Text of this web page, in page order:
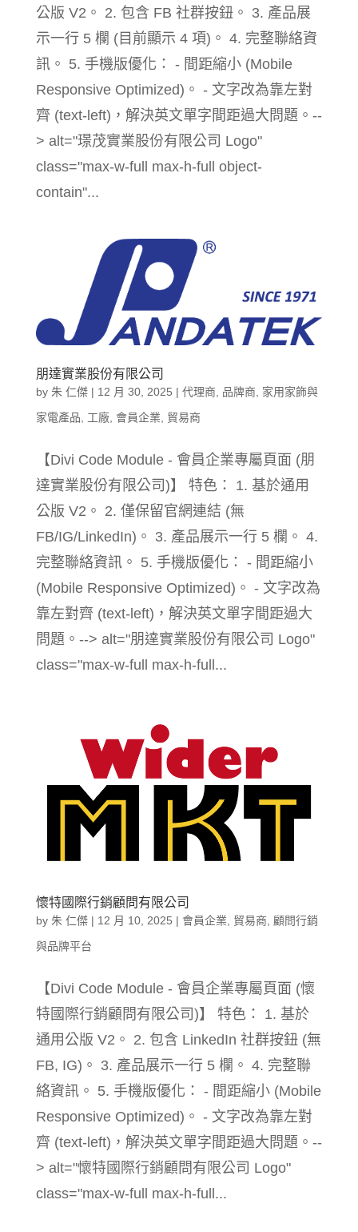
公版 V2。 2. 包含 FB 社群按鈕。 3. 產品展
示一行 5 欄 (目前顯示 4 項)。 4. 完整聯絡資
訊。 5. 手機版優化： - 間距縮小 (Mobile
Responsive Optimized)。 - 文字改為靠左對
齊 (text-left)，解決英文單字間距過大問題。--
> alt="璟茂實業股份有限公司 Logo"
class="max-w-full max-h-full object-
contain"...
朋達實業股份有限公司
by 朱 仁傑| 12 月 30, 2025 | 代理商 品牌商
家用家飾與
家電產品
工廠, 會員企業 貿易商
【Divi Code Module - 會員企業專屬頁面 (朋
達實業股份有限公司)】 特色： 1. 基於通用
公版 V2。 2. 僅保留官網連結 (無
FB/IG/LinkedIn)。 3. 產品展示一行 5 欄。 4.
完整聯絡資訊。 5. 手機版優化： - 間距縮小
(Mobile Responsive Optimized)。 - 文字改為
靠左對齊 (text-left)，解決英文單字間距過大
問題。--> alt="朋達實業股份有限公司 Logo"
class="max-w-full max-h-full...
懷特國際行銷顧問有限公司
by 朱 仁傑| 12 月 10, 2025 | 會員企業, 貿易商, 顧問行銷
與品牌平台
【Divi Code Module - 會員企業專屬頁面 (懷
特國際行銷顧問有限公司)】 特色： 1. 基於
通用公版 V2。 2. 包含 LinkedIn 社群按鈕 (無
FB, IG)。 3. 產品展示一行 5 欄。 4. 完整聯
絡資訊。 5. 手機版優化： - 間距縮小 (Mobile
Responsive Optimized)。 - 文字改為靠左對
齊 (text-left)，解決英文單字間距過大問題。--
> alt="懷特國際行銷顧問有限公司 Logo"
class="max-w-full max-h-full...